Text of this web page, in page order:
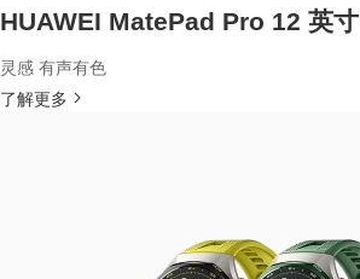
HUAWEI MatePad Pro 12 英寸
灵感 有声有色
了解更多